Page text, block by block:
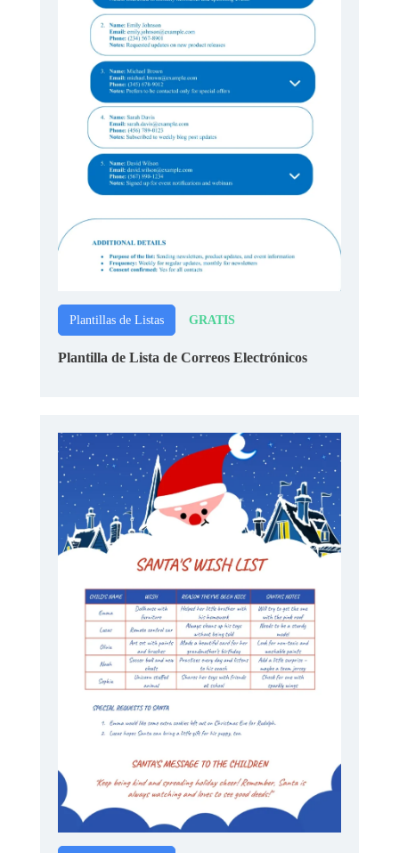
Plantillas de Listas GRATIS
Plantilla de Lista de Correos Electrónicos